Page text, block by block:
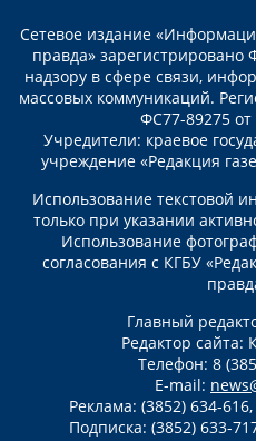
Сетевое издание
правда» зарегистрировано
надзору в сфере связи,
массовых коммуникаций.
ФС77-89275 от
Учредители: краевое
учреждение «Редакция
Использование текстовой
только при указании
Использование
согласования с КГБУ
Главный
Редактор
Телефон: 8
E-mail:
Реклама: (3852) 634-616,
Подписка: (3852) 633-